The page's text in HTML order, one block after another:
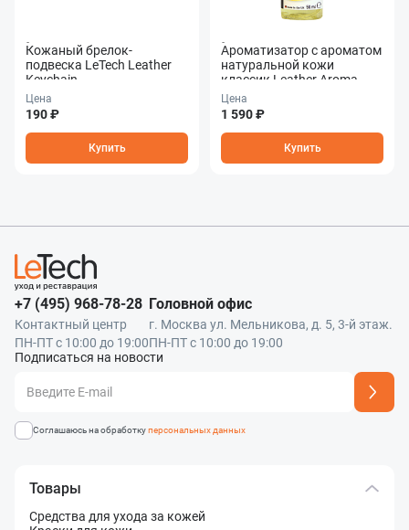
Кожаный брелок-
подвеска LeTech Leather
Keychain
Цена
190 ₽
Купить
Ароматизатор с ароматом
натуральной кожи
классик Leather Aroma
Classic
Цена
1 590 ₽
Купить
+7 (495) 968-78-28
Контактный центр
ПН-ПТ с 10:00 до 19:00
Головной офис
г. Москва ул. Мельникова, д. 5, 3-й этаж.
ПН-ПТ с 10:00 до 19:00
Подписаться на новости
Адрес подписки успешно добавлен
Соглашаюсь на обработкуперсональных данных
Товары
Средства для ухода за кожей
Наш менеджер свяжется с вами в